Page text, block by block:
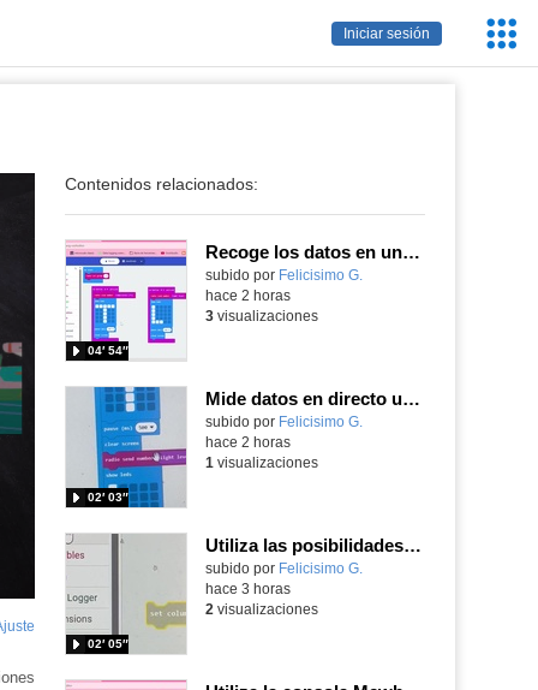
Iniciar sesión
pantalla
Contenidos relacionados:
Recoge los datos en una gráfica programando tu placa microbit con MakeCode y conoce la Tª y nivel de luz en este eclipse
Contenido educativo.
subido por Felicisimo G.
04′ 54″
hace 2 horas
3visualizaciones
Mide datos en directo usando tu placa microbit y programando con MakeCode dos placas conectadas por radio
Contenido educativo.
subido por Felicisimo G.
02′ 03″
hace 2 horas
1 visualizaciones
Utiliza las posibilidades de tu microbit programando com MakeCode para medir temperatura y nivel de luz con Datalogger
Contenido educativo.
subido por Felicisimo G.
02′ 05″
hace 3 horas
2 visualizaciones